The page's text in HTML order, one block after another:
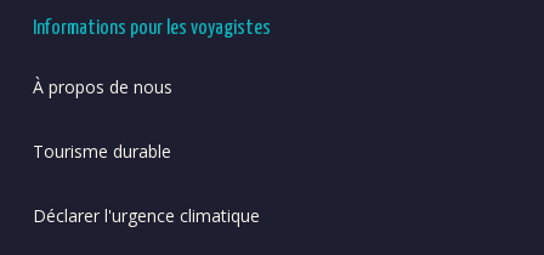
Informations pour les voyagistes
À propos de nous
Tourisme durable
Déclarer l'urgence climatique